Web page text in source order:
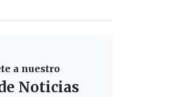
a nuestro
Noticias